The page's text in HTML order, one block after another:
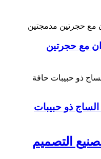
مع حجرتين
ذو حبيبات
التصميم